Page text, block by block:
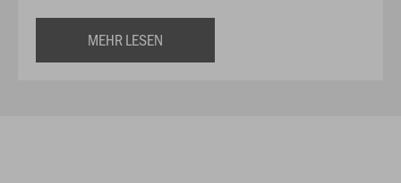
MEHR LESEN